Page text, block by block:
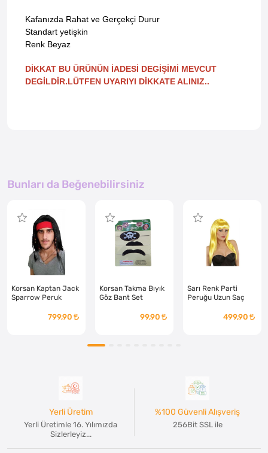
Kafanızda Rahat ve Gerçekçi Durur
Standart yetişkin
Renk Beyaz
DİKKAT BU ÜRÜNÜN İADESİ DEGİŞİMİ MEVCUT
DEGİLDİR.LÜTFEN UYARIYI DİKKATE ALINIZ..
Bunları da Beğenebilirsiniz
Korsan Kaptan Jack
Sparrow Peruk
799,90
Korsan Takma Bıyık
Göz Bant Set
99,90
Sarı Renk Parti
Peruğu Uzun Saç
499,90
Yerli Üretim
Yerli Üretimle 16. Yılımızda
Sizlerleyiz...
%100 Güvenli Alışveriş
256Bit SSL ile